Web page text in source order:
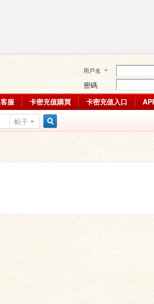
用戶名
密碼
服 卡密充值購買 卡密充值入口
帖子